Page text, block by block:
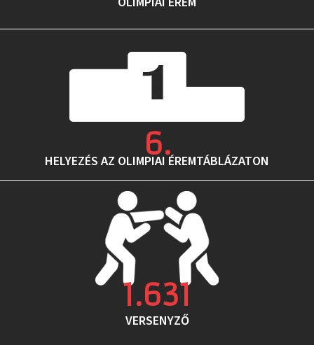
HELYEZÉS AZ OLIMPIAI ÉREMTÁBLÁZATON
6.
VERSENYZŐ
1.631